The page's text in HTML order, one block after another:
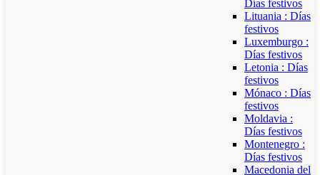
Días festivos
Lituania : Días
festivos
Luxemburgo :
Días festivos
Letonia : Días
festivos
Mónaco : Días
festivos
Moldavia :
Días festivos
Montenegro :
Días festivos
Macedonia del